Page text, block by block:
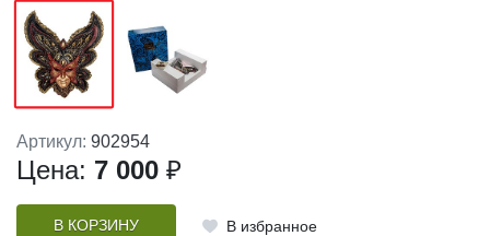
Артикул: 902954
Цена: 7 000 ₽
В КОРЗИНУ В избранное